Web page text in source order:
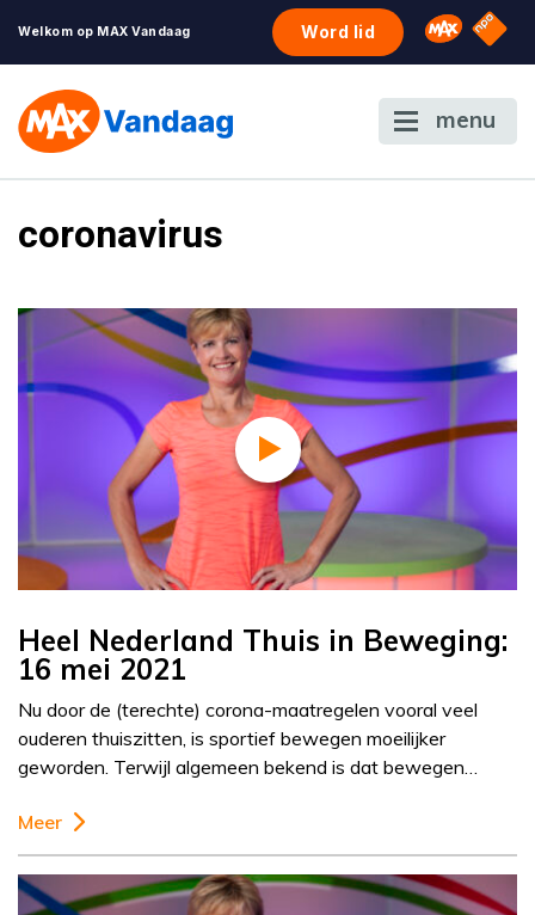
Welkom op MAX Vandaag Word lid Omroep
NPO
menu
coronavirus
Heel Nederland Thuis in Beweging:
16 mei 2021
Nu door de (terechte) corona-maatregelen vooral veel
ouderen thuiszitten, is sportief bewegen moeilijker
geworden. Terwijl algemeen bekend is dat bewegen…
Meer